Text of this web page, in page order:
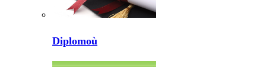
Diplomoù